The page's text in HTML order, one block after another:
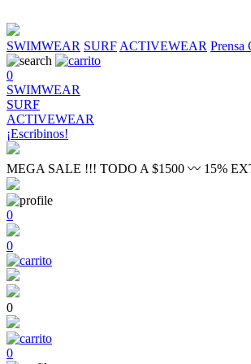
SWIMWEAR SURF ACTIVEWEAR Prensa
0
SWIMWEAR
SURF
ACTIVEWEAR
¡Escribinos!
MEGA SALE !!! TODO A $1500 〰 15%
0
0
0
0